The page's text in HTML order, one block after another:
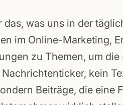
was uns in der
im Online-Marketing,
zu Themen, um die
kein
Beiträge, die eine